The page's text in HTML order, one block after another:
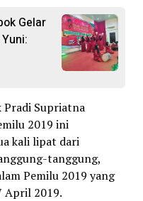
Gelar
Pradi Supriatna
2019 ini
kali lipat dari
tanggung,
Pemilu 2019 yang
April 2019.